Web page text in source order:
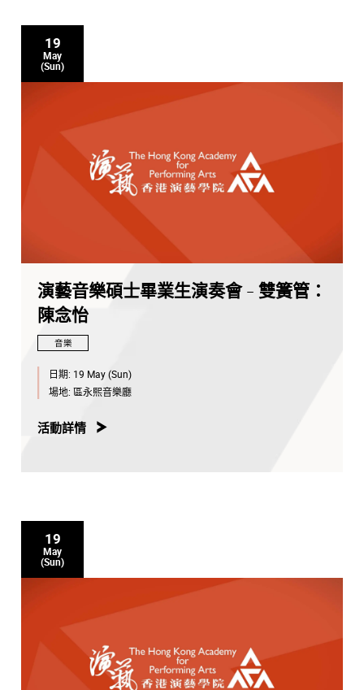
19
May
(Sun)
演藝音樂碩士畢業生演奏會 - 雙簧管：
陳念怡
音樂
日期: 19 May (Sun)
場地: 區永熙音樂廳
活動詳情
19
May
(Sun)